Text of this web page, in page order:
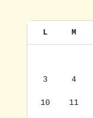
L M
3 4
10 11